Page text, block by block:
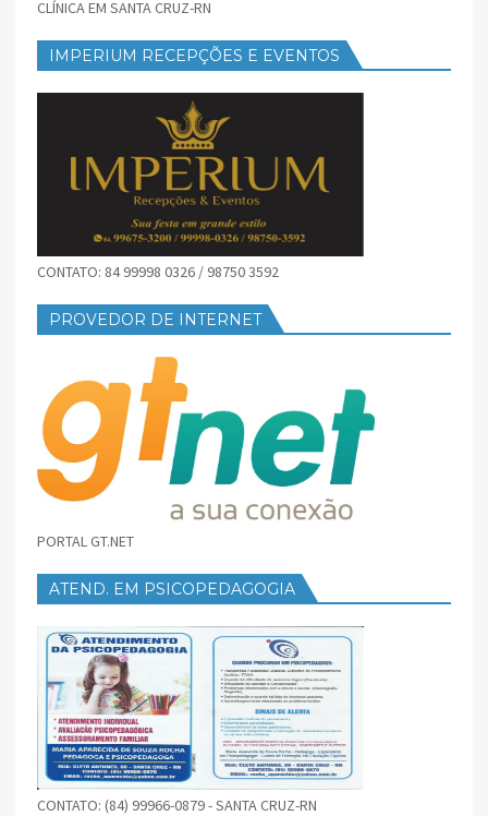
CLÍNICA EM SANTA CRUZ-RN
IMPERIUM RECEPÇÕES E EVENTOS
CONTATO: 84 99998 0326 / 98750 3592
PROVEDOR DE INTERNET
PORTAL GT.NET
ATEND. EM PSICOPEDAGOGIA
CONTATO: (84) 99966-0879 - SANTA CRUZ-RN